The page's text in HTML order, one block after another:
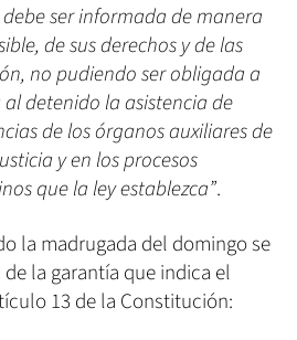
ser informada de manera
de sus derechos y de las
no pudiendo ser obligada a
detenido la asistencia de
de los órganos auxiliares de
y en los procesos
que la ley establezca”.
la madrugada del domingo se
la garantía que indica el
13 de la Constitución: